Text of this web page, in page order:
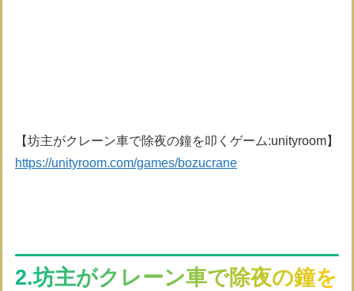
【坊主がクレーン車で除夜の鐘を叩くゲーム:unityroom】
https://unityroom.com/games/bozucrane
2.坊主がクレーン車で除夜の鐘を